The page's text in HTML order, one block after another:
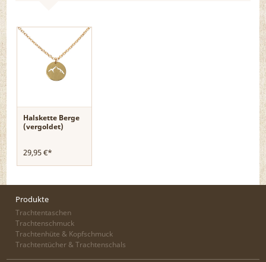
Halskette Berge
(vergoldet)
29,95 €*
Produkte
Trachtentaschen
Trachtenschmuck
Trachtenhüte & Kopfschmuck
Trachtentücher & Trachtenschals